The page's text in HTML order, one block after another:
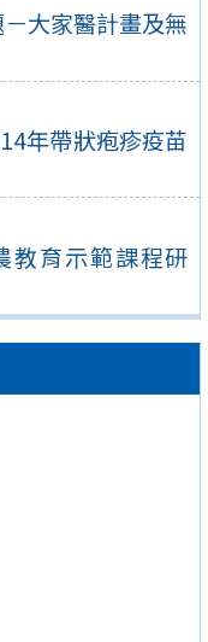
大家醫計畫及無
年帶狀疱疹疫苗
教育示範課程研